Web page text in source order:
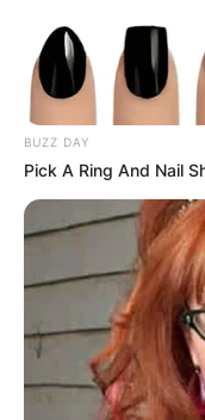
BUZZ DAY
Pick A Ring And Nail